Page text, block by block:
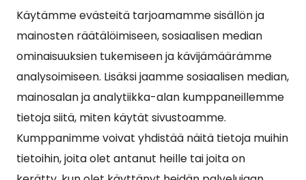
Käytämme evästeitä tarjoamamme sisällön ja
mainosten räätälöimiseen, sosiaalisen median
ominaisuuksien tukemiseen ja kävijämäärämme
analysoimiseen. Lisäksi jaamme sosiaalisen median,
mainosalan ja analytiikka-alan kumppaneillemme
tietoja siitä, miten käytät sivustoamme.
Kumppanimme voivat yhdistää näitä tietoja muihin
tietoihin, joita olet antanut heille tai joita on
Suosituimmat sivut
Esityslistat, pöytäkirjat, viranhaltijapäätökset ja
kuulutukset
Tietoa ja ohjeistusta koronavirukseen liittyen
Asiointipiste
Sähköinen asiointi